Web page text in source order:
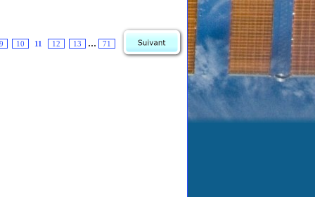
9 10 11 12 13 ... 71